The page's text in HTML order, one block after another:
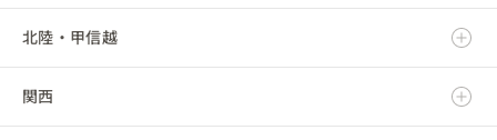
宮城県
秋田県
栃木県
群馬県
岐阜県
静岡県
北陸・甲信越
新潟県
関西